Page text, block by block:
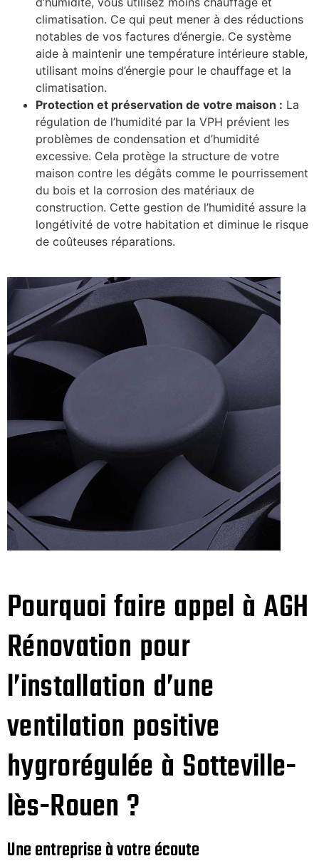
climatisation. Ce qui peut mener à des réductions
notables de vos factures d’énergie. Ce système
aide à maintenir une température intérieure stable,
utilisant moins d’énergie pour le chauffage et la
climatisation.
Protection et préservation de votre maison : La
régulation de l’humidité par la VPH prévient les
problèmes de condensation et d’humidité
excessive. Cela protège la structure de votre
maison contre les dégâts comme le pourrissement
du bois et la corrosion des matériaux de
construction. Cette gestion de l’humidité assure la
longétivité de votre habitation et diminue le risque
de coûteuses réparations.
Pourquoi faire appel à AGH
Rénovation pour
l’installation d’une
ventilation positive
hygrorégulée à Sotteville-
lès-Rouen ?
Une entreprise à votre écoute